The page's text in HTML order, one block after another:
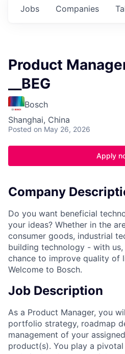
Jobs Companies
Product
__BEG
Bosch
Shanghai, China
Posted on May 26, 2026
Apply
Company
Do you want beneficial
your ideas? Whether in the
consumer goods, industrial
building technology - with
chance to improve quality of
Welcome to Bosch.
Job Description
As a Product Manager, you
portfolio strategy, roadmap
management of your
product(s). You play a